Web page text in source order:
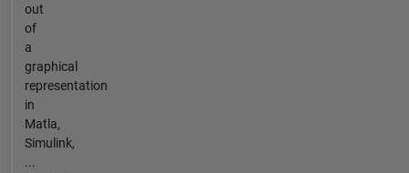
out
of
a
graphical
representation
in
Matla,
Simulink,
...